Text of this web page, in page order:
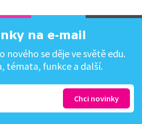
na e-mail
nového se děje ve světě edu.
témata, funkce a další.